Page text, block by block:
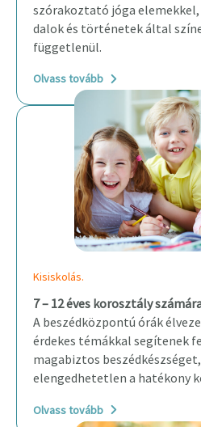
szórakoztató jóga
dalok és történetek által
függetlenül.
Olvass tovább
Kisiskolás.
7 – 12 éves korosztály
A beszédközpontú órák
érdekes témákkal segítenek
magabiztos
elengedhetetlen a hatékony
Olvass tovább